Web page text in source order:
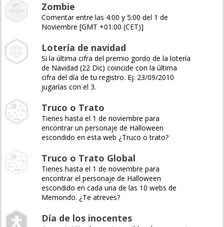
Zombie
Comentar entre las 4:00 y 5:00 del 1 de
Noviembre [GMT +01:00 (CET)]
Lotería de navidad
Si la última cifra del premio gordo de la lotería
de Navidad (22 Dic) coincide con la última
cifra del día de tu registro. Ej: 23/09/2010
jugarías con el 3.
Truco o Trato
Tienes hasta el 1 de noviembre para
encontrar un personaje de Halloween
escondido en esta web ¿Truco o trato?
Truco o Trato Global
Tienes hasta el 1 de noviembre para
encontrar el personaje de Halloween
escondido en cada una de las 10 webs de
Memondo. ¿Te atreves?
Día de los inocentes